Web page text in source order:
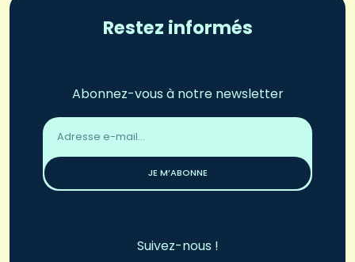
Restez informés
Abonnez-vous à notre newsletter
Adresse
email
JE M’ABONNE
Suivez-nous !